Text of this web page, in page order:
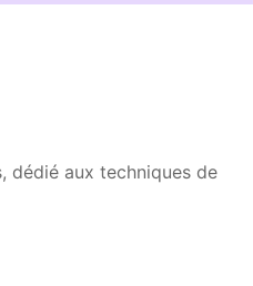
dédié aux techniques de